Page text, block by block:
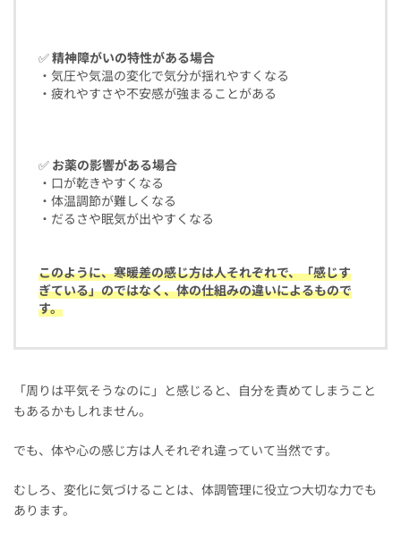
✅精神障がいの特性がある場合
・気圧や気温の変化で気分が揺れやすくなる
・疲れやすさや不安感が強まることがある
✅ お薬の影響がある場合
・口が乾きやすくなる
・体温調節が難しくなる
・だるさや眠気が出やすくなる
このように、寒暖差の感じ方は人それぞれで、「感じす
ぎている」のではなく、体の仕組みの違いによるもので
す。
「周りは平気そうなのに」と感じると、自分を責めてしまうこと
もあるかもしれません。
でも、体や心の感じ方は人それぞれ違っていて当然です。
むしろ、変化に気づけることは、体調管理に役立つ大切な力でも
あります。